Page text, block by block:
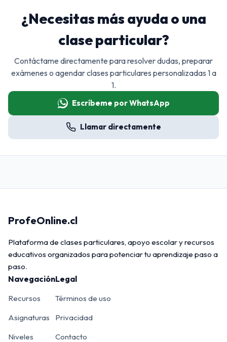
¿Necesitas más ayuda o una
clase particular?
Contáctame directamente para resolver dudas, preparar
exámenes o agendar clases particulares personalizadas 1 a
1.
Escríbeme por WhatsApp
Llamar directamente
ProfeOnline.cl
Plataforma de clases particulares, apoyo escolar y recursos
educativos organizados para potenciar tu aprendizaje paso a
paso.
Navegación
Recursos
Asignaturas
Niveles
Legal
Términos de uso
Privacidad
Contacto